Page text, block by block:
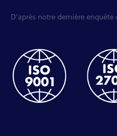
D’après notre dernière